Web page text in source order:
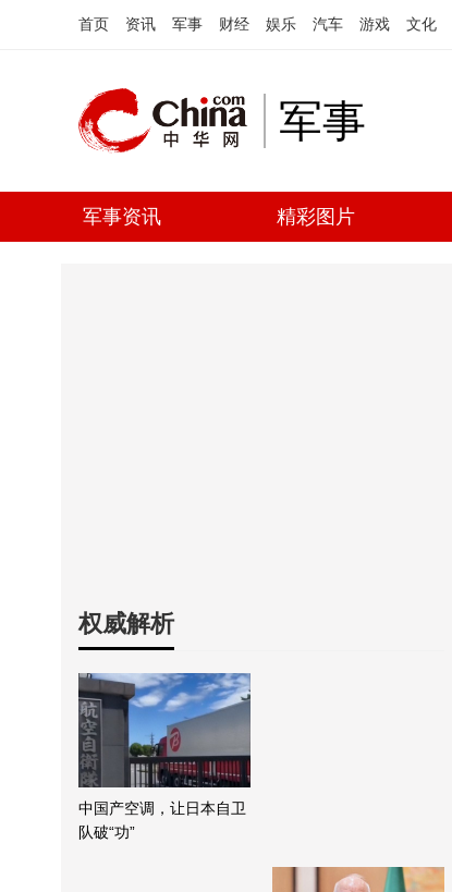
首页 资讯 军事 财经 娱乐 汽车 游戏 文化
军事
军事资讯 精彩图片
权威解析
中国产空调，让日本自卫
队破“功”